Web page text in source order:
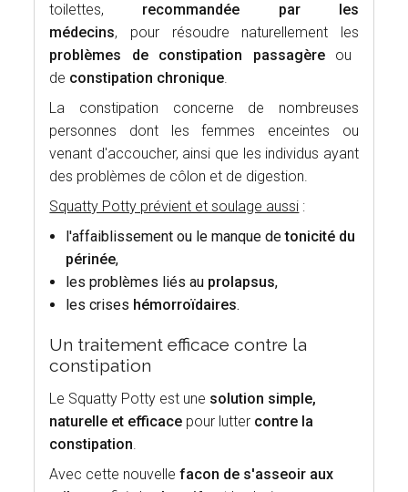
toilettes, recommandée par les
médecins, pour résoudre naturellement les
problèmes de constipation passagèreou
de constipation chronique.
La constipation concerne de nombreuses
personnes dont les femmes enceintes ou
venant d'accoucher, ainsi que les individus ayant
des problèmes de côlon et de digestion.
Squatty Potty prévient et soulage aussi :
l'affaiblissement ou le manque detonicité du
périnée,
les problèmes liés au prolapsus,
les crises hémorroïdaires.
Un traitement efficace contre la
constipation
Le Squatty Potty est une solution simple,
naturelle et efficace pour lutter contre la
constipation.
Avec cette nouvellefacon de s'asseoir aux